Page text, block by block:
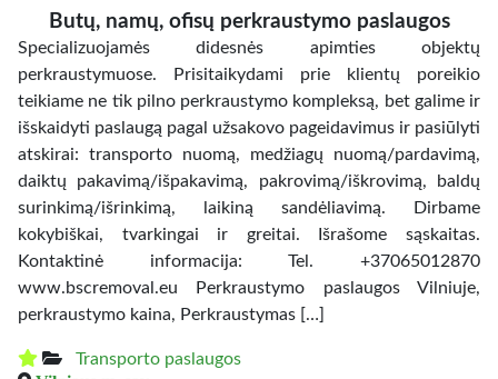
Butų, namų, ofisų perkraustymo paslaugos
Specializuojamės didesnės apimties objektų
perkraustymuose. Prisitaikydami prie klientų poreikio
teikiame ne tik pilno perkraustymo kompleksą, bet galime ir
išskaidyti paslaugą pagal užsakovo pageidavimus ir pasiūlyti
atskirai: transporto nuomą, medžiagų nuomą/pardavimą,
daiktų pakavimą/išpakavimą, pakrovimą/iškrovimą, baldų
surinkimą/išrinkimą, laikiną sandėliavimą. Dirbame
kokybiškai, tvarkingai ir greitai. Išrašome sąskaitas.
Kontaktinė informacija: Tel. +37065012870
www.bscremoval.eu Perkraustymo paslaugos Vilniuje,
perkraustymo kaina, Perkraustymas […]
Transporto paslaugos